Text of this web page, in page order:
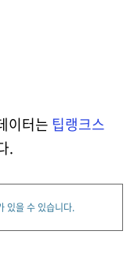
이터는 팁랭크스
.
있을 수 있습니다.